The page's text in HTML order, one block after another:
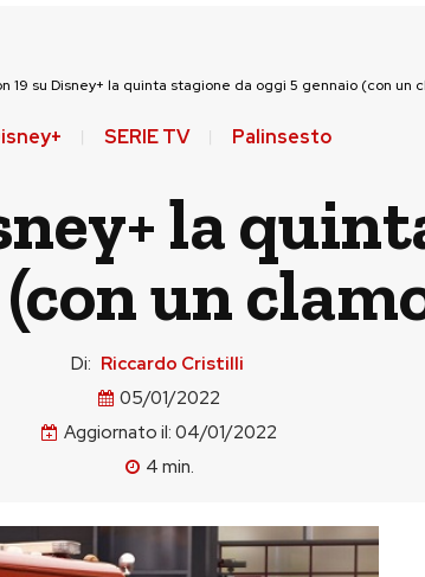
19 su Disney+ la quinta stagione da oggi 5 gennaio (con un
SERIE TV Palinsesto
la
un
Di: Riccardo Cristilli
05/01/2022
Aggiornato il: 04/01/2022
4 min.